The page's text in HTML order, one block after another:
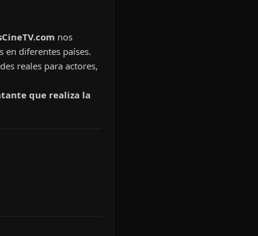
nos
en diferentes países.
reales para actores,
que realiza la